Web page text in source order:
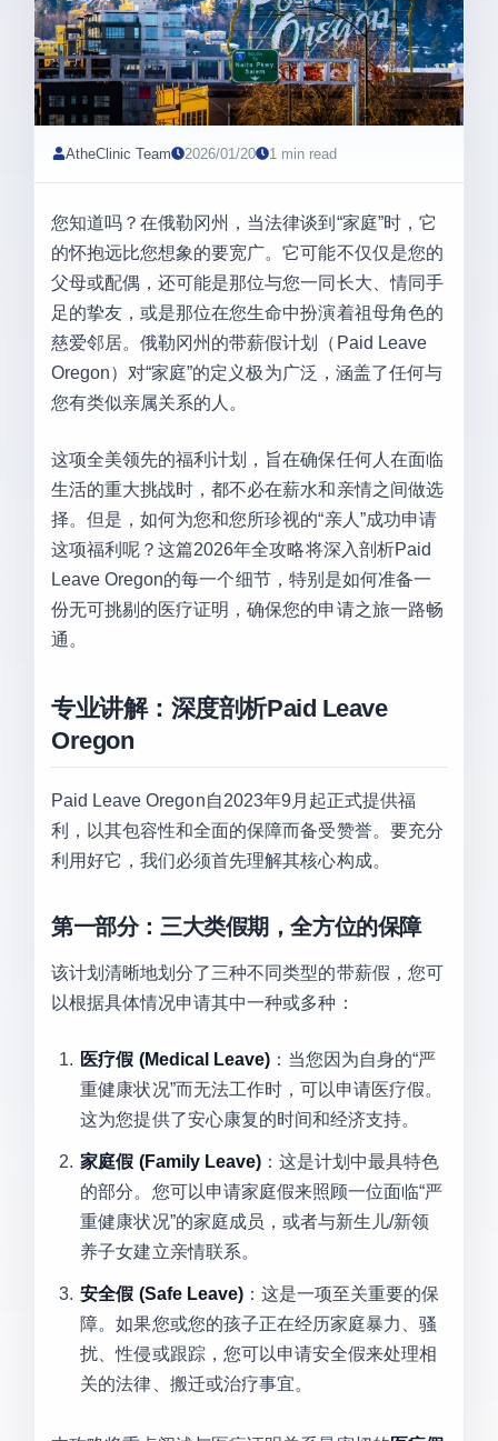
AtheClinic Team 2026/01/20 1 min read
您知道吗？在俄勒冈州，当法律谈到“家庭”时，它
的怀抱远比您想象的要宽广。它可能不仅仅是您的
父母或配偶，还可能是那位与您一同长大、情同手
足的挚友，或是那位在您生命中扮演着祖母角色的
慈爱邻居。俄勒冈州的带薪假计划（Paid Leave
Oregon）对“家庭”的定义极为广泛，涵盖了任何与
您有类似亲属关系的人。
这项全美领先的福利计划，旨在确保任何人在面临
生活的重大挑战时，都不必在薪水和亲情之间做选
择。但是，如何为您和您所珍视的“亲人”成功申请
这项福利呢？这篇2026年全攻略将深入剖析Paid
Leave Oregon的每一个细节，特别是如何准备一
份无可挑剔的医疗证明，确保您的申请之旅一路畅
通。
专业讲解：深度剖析Paid Leave
Oregon
Paid Leave Oregon自2023年9月起正式提供福
利，以其包容性和全面的保障而备受赞誉。要充分
利用好它，我们必须首先理解其核心构成。
第一部分：三大类假期，全方位的保障
该计划清晰地划分了三种不同类型的带薪假，您可
以根据具体情况申请其中一种或多种：
医疗假 (Medical Leave) ：当您因为自身的“严
重健康状况”而无法工作时，可以申请医疗假。
这为您提供了安心康复的时间和经济支持。
家庭假 (Family Leave)：这是计划中最具特色
的部分。您可以申请家庭假来照顾一位面临“严
重健康状况”的家庭成员，或者与新生儿/新领
养子女建立亲情联系。
安全假 (Safe Leave)：这是一项至关重要的保
障。如果您或您的孩子正在经历家庭暴力、骚
扰、性侵或跟踪，您可以申请安全假来处理相
关的法律、搬迁或治疗事宜。